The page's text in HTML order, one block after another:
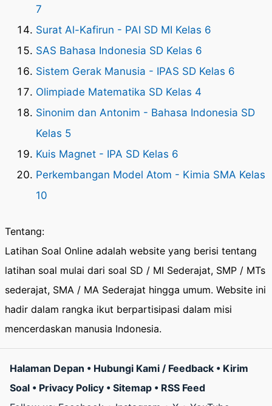
7
Surat Al-Kafirun - PAI SD MI Kelas 6
SAS Bahasa Indonesia SD Kelas 6
Sistem Gerak Manusia - IPAS SD Kelas 6
Olimpiade Matematika SD Kelas 4
Sinonim dan Antonim - Bahasa Indonesia SD
Kelas 5
Kuis Magnet - IPA SD Kelas 6
Perkembangan Model Atom - Kimia SMA Kelas
10
Tentang:
Latihan Soal Online adalah website yang berisi tentang
latihan soal mulai dari soal SD / MI Sederajat, SMP / MTs
sederajat, SMA / MA Sederajat hingga umum. Website ini
hadir dalam rangka ikut berpartisipasi dalam misi
mencerdaskan manusia Indonesia.
Halaman Depan • Hubungi Kami / Feedback • Kirim
Soal • Privacy Policy • Sitemap • RSS Feed